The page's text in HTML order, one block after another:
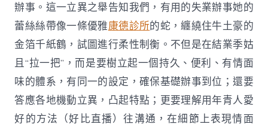
辦事。這一立異之舉告知我們，有用的失業辦事她的
蕾絲絲帶像一條優雅康德診所的蛇，纏繞住牛土豪的
金箔千紙鶴，試圖進行柔性制衡。不但是在結業季姑
且“拉一把”，而是要樹立起一個持久、便利、有情面
味的體系，有同一的設定，確保基礎辦事到位；還要
答應各地機動立異，凸起特點；更要理解用年青人愛
好的方法（好比直播）往溝通，在細節上表現情面